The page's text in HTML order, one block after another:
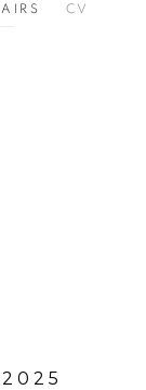
CV